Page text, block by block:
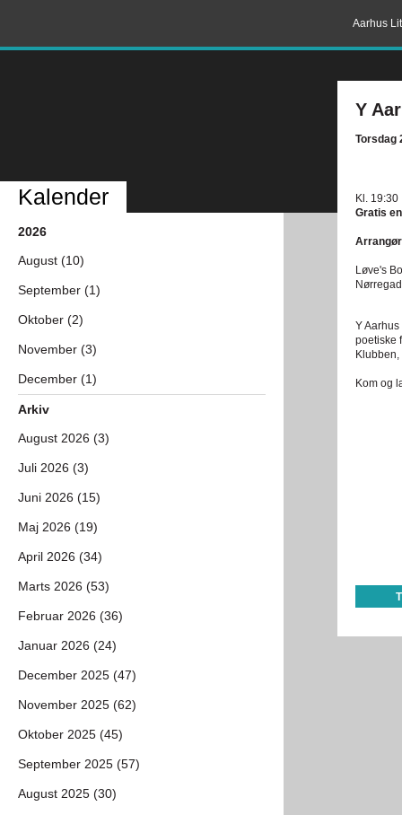
Aarhus
Y
Torsdag
Kl. 19:30
Gratis
Løve's
Y
poetiske
Kom og
Kalender
2026
August (10)
September (1)
Oktober (2)
November (3)
December (1)
Arkiv
August 2026 (3)
Juli 2026 (3)
Juni 2026 (15)
Maj 2026 (19)
April 2026 (34)
Marts 2026 (53)
Februar 2026 (36)
Januar 2026 (24)
December 2025 (47)
November 2025 (62)
Oktober 2025 (45)
September 2025 (57)
August 2025 (30)